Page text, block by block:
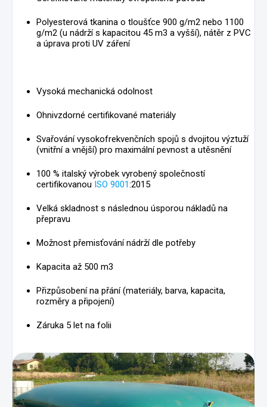
Polyesterová tkanina o tloušťce 900 g/m2 nebo 1100
g/m2 (u nádrží s kapacitou 45 m3 a vyšší), nátěr z PVC
a úprava proti UV záření
Vysoká mechanická odolnost
Ohnivzdorné certifikované materiály
Svařování vysokofrekvenčních spojů s dvojitou výztuží
(vnitřní a vnější) pro maximální pevnost a utěsnění
100 % italský výrobek vyrobený společností
certifikovanou ISO 9001:2015
Velká skladnost s následnou úsporou nákladů na
přepravu
Možnost přemisťování nádrží dle potřeby
Kapacita až 500 m3
Přizpůsobení na přání (materiály, barva, kapacita,
rozměry a připojení)
Záruka 5 let na folii